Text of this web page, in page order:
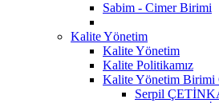
Sabim - Cimer Birimi
Kalite Yönetim
Kalite Yönetim
Kalite Politikamız
Kalite Yönetim Birimi
Serpil